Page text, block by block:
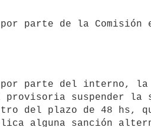
provisoria suspender
del plazo de 48 hs,